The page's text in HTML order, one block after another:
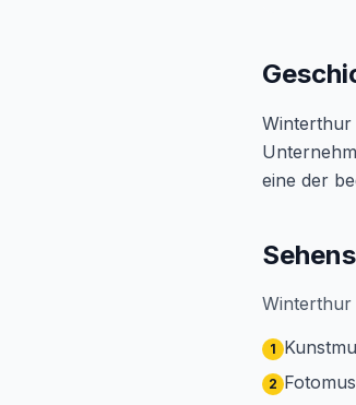
Winterthur
eine der
Winterthur
1
2